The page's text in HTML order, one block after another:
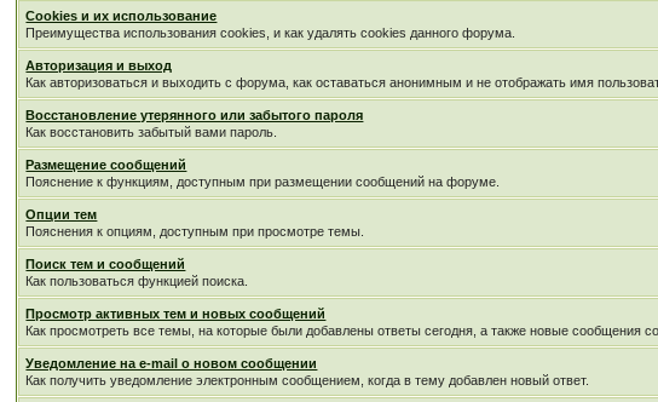
Cookies и их использование
Преимущества использования cookies, и как удалять cookies данного форума.
Авторизация и выход
Как авторизоваться и выходить с форума, как оставаться анонимным и не отображать имя
Восстановление утерянного или забытого пароля
Как восстановить забытый вами пароль.
Размещение сообщений
Пояснение к функциям, доступным при размещении сообщений на форуме.
Опции тем
Пояснения к опциям, доступным при просмотре темы.
Поиск тем и сообщений
Как пользоваться функцией поиска.
Просмотр активных тем и новых сообщений
Как просмотреть все темы, на которые были добавлены ответы сегодня, а также новые сообщения
Уведомление на е-mail о новом сообщении
Как получить уведомление электронным сообщением, когда в тему добавлен новый ответ.